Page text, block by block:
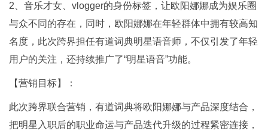
2、音乐才女、vlogger的身份标签，让欧阳娜娜成为娱乐圈
与众不同的存在，同时，欧阳娜娜在年轻群体中拥有较⾼知
名度，此次跨界担任有道词典明星语音师，不仅引发了年轻
用户的关注，还持续推⼴了“明星语⾳”功能。
【营销目标】：
此次跨界联合营销，有道词典将欧阳娜娜与产品深度结合，
把明星入职后的职业命运与产品迭代升级的过程紧密连接，